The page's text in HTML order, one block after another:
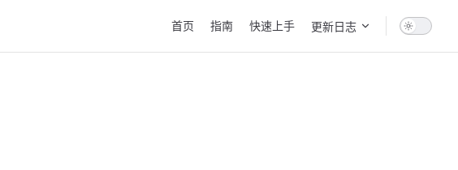
首页 指南 快速上手 更新日志